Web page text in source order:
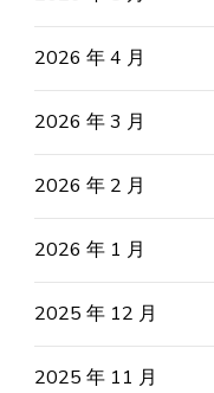
2026 年 4 月
2026 年 3 月
2026 年 2 月
2026 年 1 月
2025 年 12 月
2025 年 11 月